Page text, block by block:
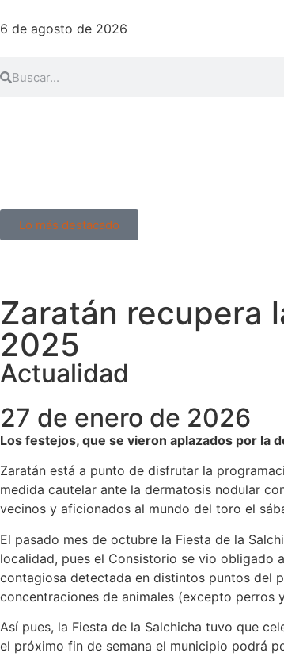
6 de agosto de 2026
Lo más destacado
Zaratán recupera
2025
Actualidad
27 de enero de 2026
Los festejos, que se vieron aplazados por la
Zaratán está a punto de disfrutar la
medida cautelar ante la dermatosis nodular
vecinos y aficionados al mundo del toro el
El pasado mes de octubre la Fiesta de la
localidad, pues el Consistorio se vio obligado
contagiosa detectada en distintos puntos del
concentraciones de animales (excepto
Así pues, la Fiesta de la Salchicha tuvo que
el próximo fin de semana el municipio podrá